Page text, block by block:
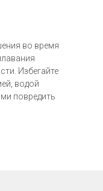
во время
Избегайте
водой
повредить
запросу